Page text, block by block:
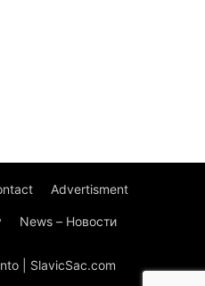
Advertisment
News – Новости
| SlavicSac.com